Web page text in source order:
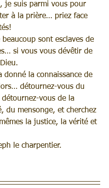
je suis parmi vous pour
à la prière… priez face
sont esclaves de
si vous vous dévêtir de
donné la connaissance de
détournez-vous du
détournez-vous de la
du mensonge, et cherchez
la justice, la vérité et
le charpentier.